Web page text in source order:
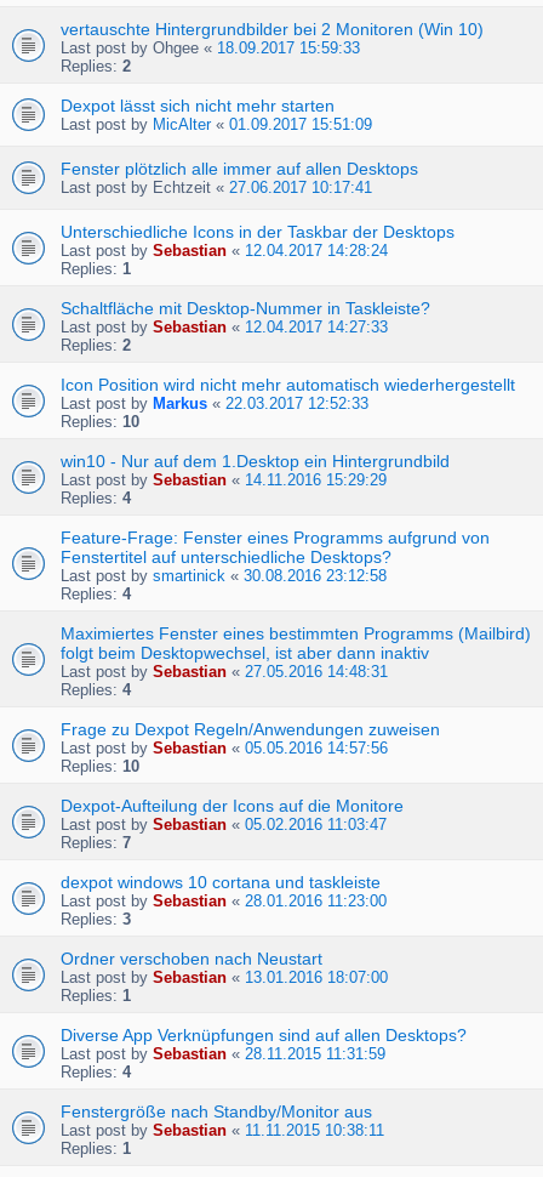
vertauschte Hintergrundbilder bei 2 Monitoren (Win 10)
Last post by Ohgee « 18.09.2017 15:59:33
Replies: 2
Dexpot lässt sich nicht mehr starten
Last post by MicAlter« 01.09.2017 15:51:09
Fenster plötzlich alle immer auf allen Desktops
Last post by Echtzeit « 27.06.2017 10:17:41
Unterschiedliche Icons in der Taskbar der Desktops
Last post by Sebastian « 12.04.2017 14:28:24
Replies: 1
Schaltfläche mit Desktop-Nummer in Taskleiste?
Last post by Sebastian « 12.04.2017 14:27:33
Replies: 2
Icon Position wird nicht mehr automatisch wiederhergestellt
Last post by Markus « 22.03.2017 12:52:33
Replies: 10
win10 - Nur auf dem 1.Desktop ein Hintergrundbild
Last post by Sebastian « 14.11.2016 15:29:29
Replies: 4
Feature-Frage: Fenster eines Programms aufgrund von
Fenstertitel auf unterschiedliche Desktops?
Last post by smartinick « 30.08.2016 23:12:58
Replies: 4
Maximiertes Fenster eines bestimmten Programms (Mailbird)
folgt beim Desktopwechsel, ist aber dann inaktiv
Last post by Sebastian « 27.05.2016 14:48:31
Replies: 4
Frage zu Dexpot Regeln/Anwendungen zuweisen
Last post by Sebastian « 05.05.2016 14:57:56
Replies: 10
Dexpot-Aufteilung der Icons auf die Monitore
Last post by Sebastian « 05.02.2016 11:03:47
Replies: 7
dexpot windows 10 cortana und taskleiste
Last post by Sebastian « 28.01.2016 11:23:00
Replies: 3
Ordner verschoben nach Neustart
Last post by Sebastian « 13.01.2016 18:07:00
Replies: 1
Diverse App Verknüpfungen sind auf allen Desktops?
Last post by Sebastian « 28.11.2015 11:31:59
Replies: 4
Fenstergröße nach Standby/Monitor aus
Last post by Sebastian « 11.11.2015 10:38:11
Replies: 1